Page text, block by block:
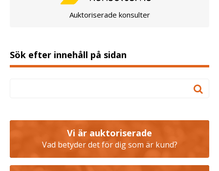
Auktoriserade konsulter
Sök efter innehåll på sidan
Vi är auktoriserade
Vad betyder det för dig som är kund?